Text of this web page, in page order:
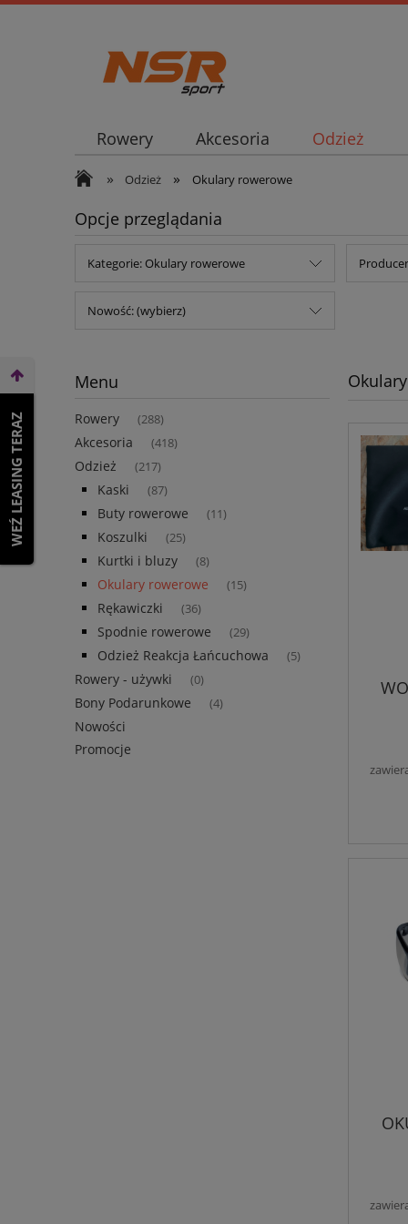
Rowery Akcesoria Odzież
» Odzież » Okulary rowerowe
Opcje przeglądania
Kategorie: Okulary rowerowe
Nowość: (wybierz)
Menu
Rowery (288)
Akcesoria (418)
Odzież (217)
Kaski (87)
Buty rowerowe (11)
Koszulki (25)
Kurtki i bluzy (8)
Okulary rowerowe (15)
Rękawiczki (36)
Spodnie rowerowe (29)
Odzież Reakcja Łańcuchowa (5)
Rowery - używki (0)
Bony Podarunkowe (4)
Nowości
Promocje
WEŹ LEASING TERAZ